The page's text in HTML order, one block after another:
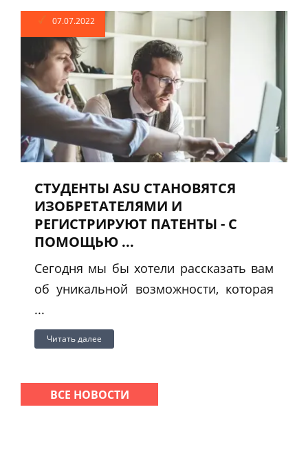
07.07.2022
СТУДЕНТЫ ASU СТАНОВЯТСЯ
ИЗОБРЕТАТЕЛЯМИ И
РЕГИСТРИРУЮТ ПАТЕНТЫ - С
ПОМОЩЬЮ ...
Сегодня мы бы хотели рассказать вам
об уникальной возможности, которая
...
Читать далее
ВСЕ НОВОСТИ